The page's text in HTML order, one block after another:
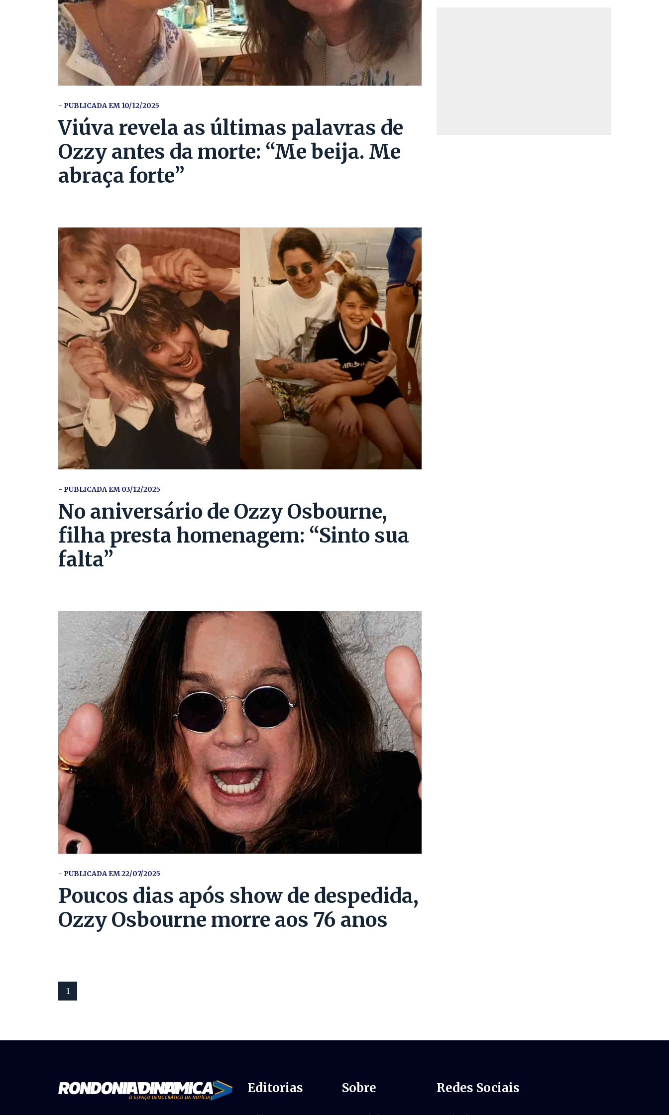
- PUBLICADA EM 10/12/2025
Viúva revela as últimas palavras de
Ozzy antes da morte: “Me beija. Me
abraça forte”
- PUBLICADA EM 03/12/2025
No aniversário de Ozzy Osbourne,
filha presta homenagem: “Sinto sua
falta”
- PUBLICADA EM 22/07/2025
Poucos dias após show de despedida,
Ozzy Osbourne morre aos 76 anos
1
Editorias Sobre Redes Sociais